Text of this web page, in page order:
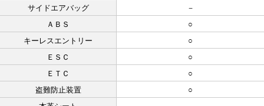
サイドエアバッグ
－
ＡＢＳ
○
キーレスエントリー
○
ＥＳＣ
○
ＥＴＣ
○
盗難防止装置
○